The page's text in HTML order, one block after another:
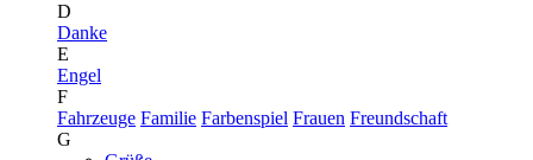
D
Danke
E
Engel
F
Fahrzeuge Familie Farbenspiel Frauen Freundschaft
G